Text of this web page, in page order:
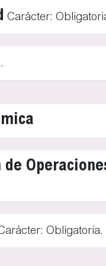
Carácter:
Obligatoria.